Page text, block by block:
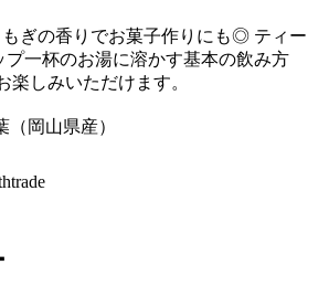
ぎの香りでお菓子作りにも◎ ティー
プ一杯のお湯に溶かす基本の飲み方
楽しみいただけます。
（岡山県産）